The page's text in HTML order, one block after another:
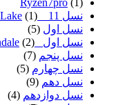
نسل 11 _ Tiger Lake
(1)
نسل اول (5)
نسل اول _Arrandale (2)
نسل پنجم (7)
نسل چهارم (5)
نسل دهم (9)
نسل دوازدهم (4)